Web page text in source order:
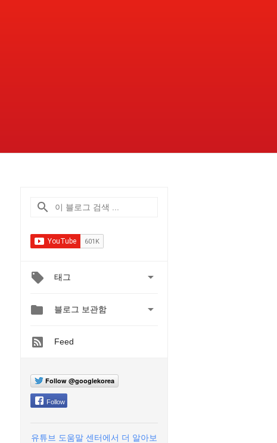
태그 
 블로그 보관함 
Feed
Follow @googlekorea
Follow
유튜브 도움말 센터에서 더 알아보